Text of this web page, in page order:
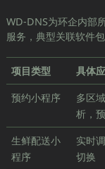
WD-DNS为环企内部
服务，典型关联软件包
项目类型
具体
预约小程序
多区
析，
生鲜配送小
程序
实时
切换